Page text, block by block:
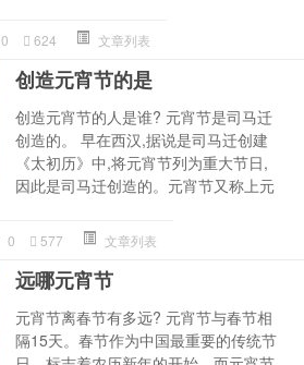
0 624 文章列表
创造元宵节的是
创造元宵节的人是谁? 元宵节是司马迁
创造的。 早在西汉,据说是司马迁创建
《太初历》中,将元宵节列为重大节日,
因此是司马迁创造的。元宵节又称上元
0 577 文章列表
远哪元宵节
元宵节离春节有多远? 元宵节与春节相
隔15天。春节作为中国最重要的传统节